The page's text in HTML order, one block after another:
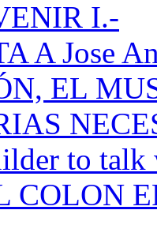
I.-
A Jose
EL
to talk
COLON